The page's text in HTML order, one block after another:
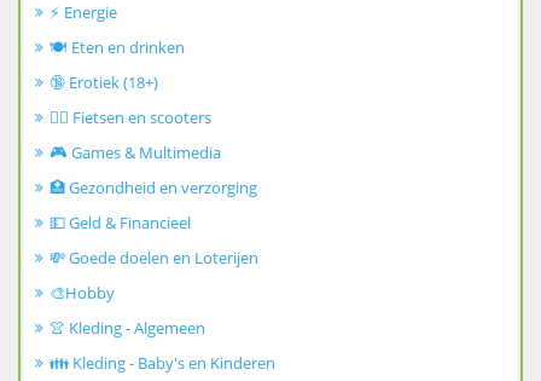
⚡ Energie
🍽️ Eten en drinken
🔞 Erotiek (18+)
🚴‍♂️ Fietsen en scooters
🎮 Games & Multimedia
🏥 Gezondheid en verzorging
💵 Geld & Financieel
💸 Goede doelen en Loterijen
🎨Hobby
👚 Kleding - Algemeen
👪 Kleding - Baby's en Kinderen